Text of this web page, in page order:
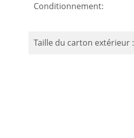
Conditionnement:
Taille du carton extérieur :